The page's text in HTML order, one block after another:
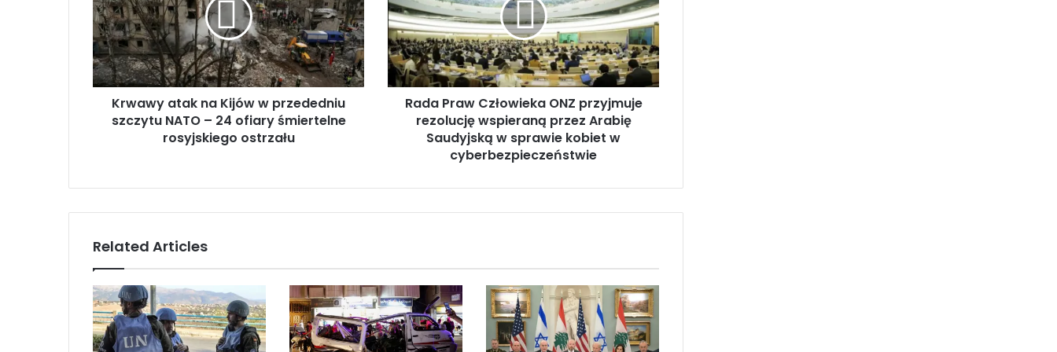
a
w
y
a
t
a
p
r
z
e
d
e
Krwawy atak na Kijów w przededniu
szczytu NATO – 24 ofiary śmiertelne
rosyjskiego ostrzału
a
P
r
a
w
C
Z
p
r
z
y
Rada Praw Człowieka ONZ przyjmuje
rezolucję wspieraną przez Arabię
Saudyjską w sprawie kobiet w
cyberbezpieczeństwie
Related Articles